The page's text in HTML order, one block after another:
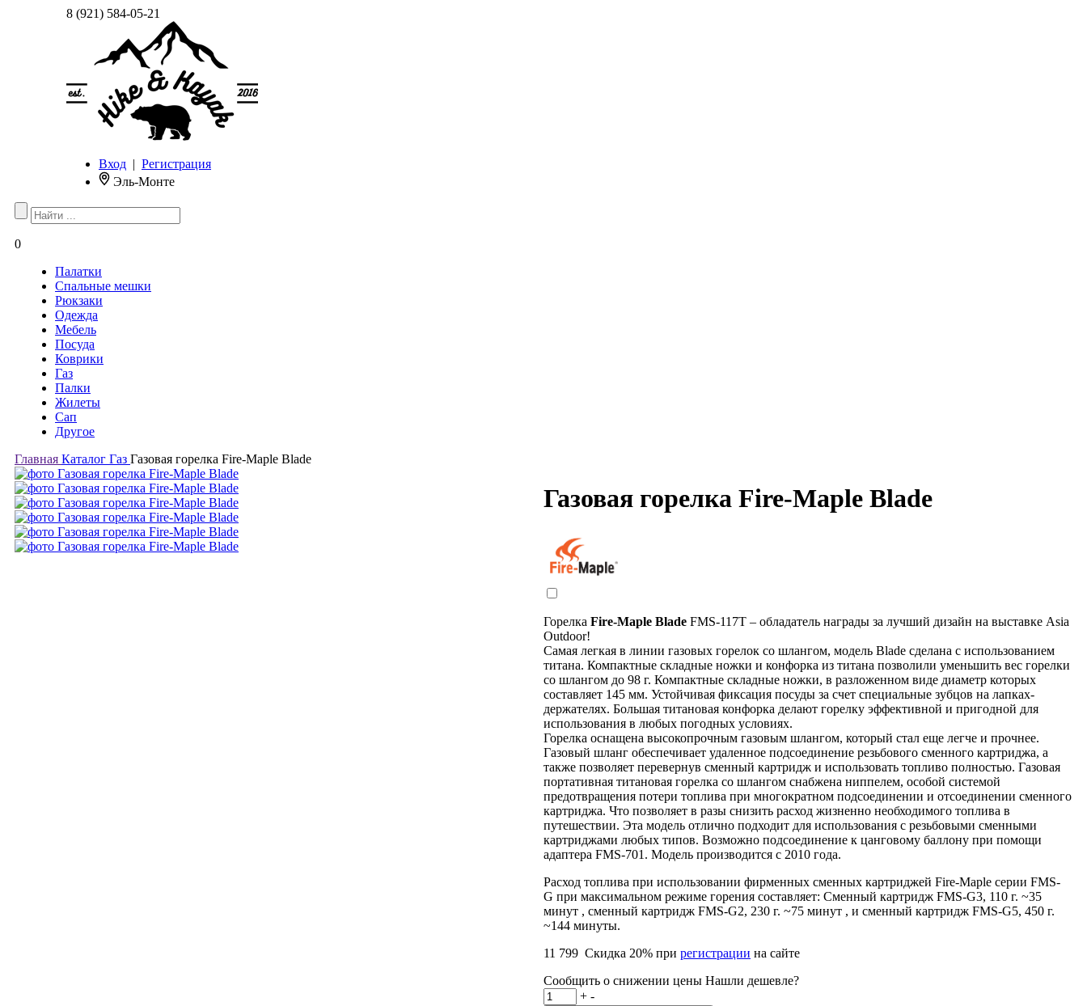
8 (921) 584-05-21
Вход | Регистрация
Эль-Монте
0
Палатки
Спальные мешки
Рюкзаки
Одежда
Мебель
Посуда
Коврики
Газ
Палки
Жилеты
Сап
Другое
Главная Каталог Газ Газовая горелка Fire-Maple Blade
Газовая горелка Fire-Maple Blade
Горелка Fire-Maple Blade FMS-117T – обладатель награды за лучший дизайн на выставке Asia
Outdoor!
Самая легкая в линии газовых горелок со шлангом, модель Blade сделана с использованием
титана. Компактные складные ножки и конфорка из титана позволили уменьшить вес горелки
со шлангом до 98 г. Компактные складные ножки, в разложенном виде диаметр которых
составляет 145 мм. Устойчивая фиксация посуды за счет специальные зубцов на лапках-
держателях. Большая титановая конфорка делают горелку эффективной и пригодной для
использования в любых погодных условиях.
Горелка оснащена высокопрочным газовым шлангом, который стал еще легче и прочнее.
Газовый шланг обеспечивает удаленное подсоединение резьбового сменного картриджа, а
также позволяет перевернув сменный картридж и использовать топливо полностью. Газовая
портативная титановая горелка со шлангом снабжена ниппелем, особой системой
предотвращения потери топлива при многократном подсоединении и отсоединении сменного
картриджа. Что позволяет в разы снизить расход жизненно необходимого топлива в
путешествии. Эта модель отлично подходит для использования с резьбовыми сменными
картриджами любых типов. Возможно подсоединение к цанговому баллону при помощи
адаптера FMS-701. Модель производится с 2010 года.
Расход топлива при использовании фирменных сменных картриджей Fire-Maple серии FMS-
G при максимальном режиме горения составляет: Сменный картридж FMS-G3, 110 г. ~35
минут , сменный картридж FMS-G2, 230 г. ~75 минут , и сменный картридж FMS-G5, 450 г.
~144 минуты.
11 799 Скидка 20% при регистрации на сайте
Сообщить о снижении цены Нашли дешевле?
+ -